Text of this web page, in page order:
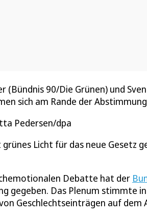
(Bündnis 90/Die Grünen) und
sich am Rande der
Pedersen/dpa
Licht für das neue Gesetz
Debatte hat der
gegeben. Das Plenum stimmte
Geschlechtseinträgen auf